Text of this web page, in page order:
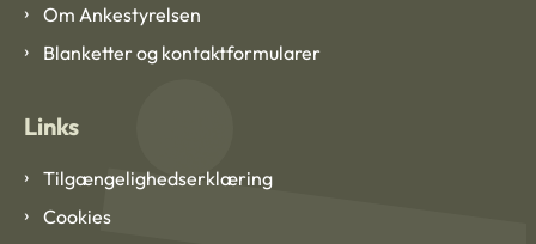
Om Ankestyrelsen
Blanketter og kontaktformularer
Links
Tilgængelighedserklæring
Cookies